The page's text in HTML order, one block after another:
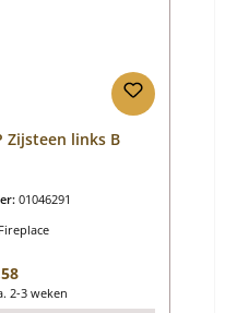
Zijsteen links B
01046291
Fireplace
prijs:
2-3 weken